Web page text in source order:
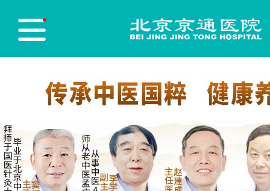
医院首页 Hospital Home
医院新闻
医师团队 Physician Team
志愿服务 Red blood cell